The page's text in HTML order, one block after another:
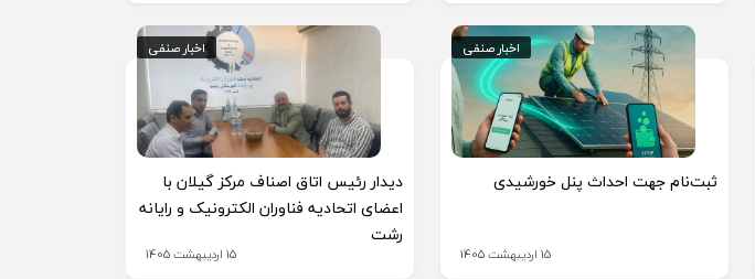
اخبار صنفی
اخبار صنفی
ثبت‌نام جهت احداث پنل خورشیدی
15 اردیبهشت 1405
اخبار صنفی
اخبار صنفی
دیدار رئیس اتاق اصناف مرکز گیلان با
اعضای اتحادیه فناوران الکترونیک و رایانه
رشت
15 اردیبهشت 1405